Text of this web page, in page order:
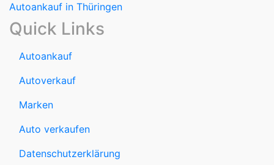
Autoankauf in Thüringen
Quick Links
Autoankauf
Autoverkauf
Marken
Auto verkaufen
Datenschutzerklärung